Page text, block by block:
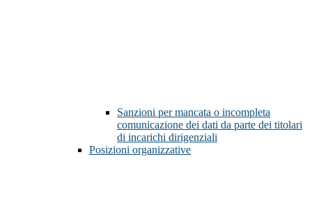
Sanzioni per mancata o incompleta
comunicazione dei dati da parte dei titolari
di incarichi dirigenziali
Posizioni organizzative